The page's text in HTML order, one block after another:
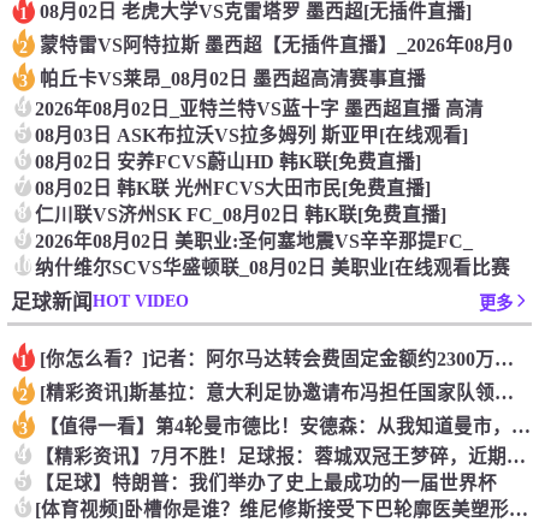
1 08月02日 老虎大学VS克雷塔罗 墨西超[无插件直播]
2 蒙特雷VS阿特拉斯 墨西超【无插件直播】_2026年08月0
3 帕丘卡VS莱昂_08月02日 墨西超高清赛事直播
4 2026年08月02日_亚特兰特VS蓝十字 墨西超直播 高清
5 08月03日 ASK布拉沃VS拉多姆列 斯亚甲[在线观看]
6 08月02日 安养FCVS蔚山HD 韩K联[免费直播]
7 08月02日 韩K联 光州FCVS大田市民[免费直播]
8 仁川联VS济州SK FC_08月02日 韩K联[免费直播]
9 2026年08月02日 美职业:圣何塞地震VS辛辛那提FC_
10纳什维尔SCVS华盛顿联_08月02日 美职业[在线观看比赛
足球新闻HOT VIDEO 更多
1 [你怎么看？]记者：阿尔马达转会费固定金额约2300万欧，外
2 [精彩资讯]斯基拉：意大利足协邀请布冯担任国家队领队，但遭到
3 【值得一看】第4轮曼市德比！安德森：从我知道曼市，曼城就是这
4 【精彩资讯】7月不胜！足球报：蓉城双冠王梦碎，近期成绩下滑要
5 【足球】特朗普：我们举办了史上最成功的一届世界杯
6 [体育视频]卧槽你是谁？维尼修斯接受下巴轮廓医美塑形，突然变